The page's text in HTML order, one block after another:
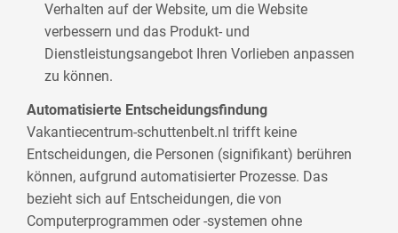
Verhalten auf der Website, um die Website
verbessern und das Produkt- und
Dienstleistungsangebot Ihren Vorlieben anpassen
zu können.
Automatisierte Entscheidungsfindung
Vakantiecentrum-schuttenbelt.nl trifft keine
Entscheidungen, die Personen (signifikant) berühren
können, aufgrund automatisierter Prozesse. Das
bezieht sich auf Entscheidungen, die von
Computerprogrammen oder -systemen ohne